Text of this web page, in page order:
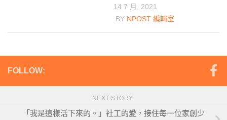
14 7 月, 2021
BY NPOST 編輯室
FOLLOW:
NEXT STORY
「我是這樣活下來的。」社工的愛，接住每一位家創少